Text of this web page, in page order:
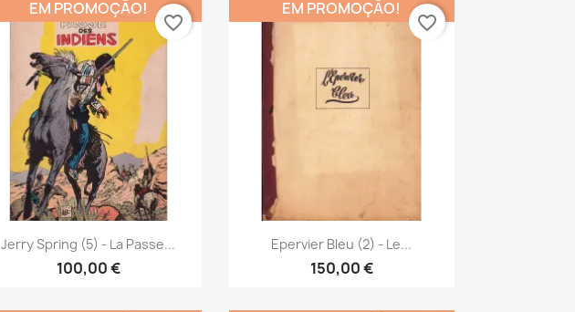
Vista rápida
Jerry Spring (5) - La Passe...
100,00 €
EM PROMOÇÃO!
favorite_border
Vista rápida
Epervier Bleu (2) - Le...
150,00 €
EM PROMOÇÃO!
favorite_border